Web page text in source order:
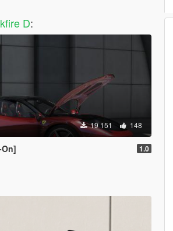
D:
19 151 148
1.0